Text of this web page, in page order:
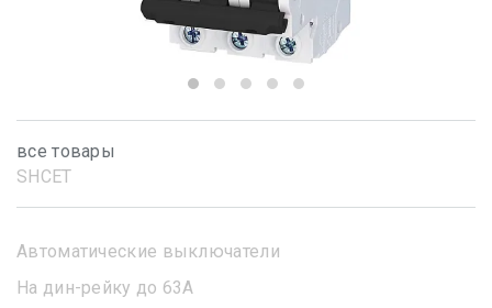
все товары
SHСET
Автоматические выключатели
На дин-рейку до 63А